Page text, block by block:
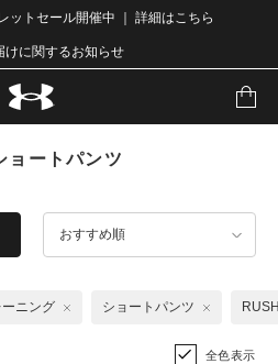
ットセール開催中 ｜ 詳細はこちら
けに関するお知らせ
ョートパンツ
おすすめ順
ーニング ショートパンツ
全色表示